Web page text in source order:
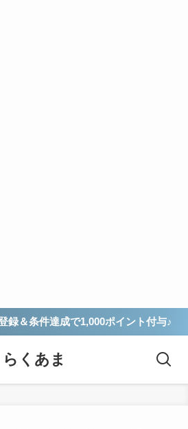
録＆条件達成で1,000ポイント付与♪
らくあま